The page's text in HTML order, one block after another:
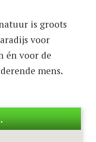
is groots
voor
én voor de
mens.